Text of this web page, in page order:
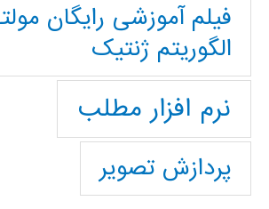
فیلم آموزشی رایگان
الگوریتم ژنتیک
نرم افزار مطلب
پردازش تصویر